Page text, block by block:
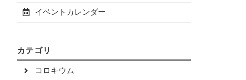
イベントカレンダー
カテゴリ
コロキウム